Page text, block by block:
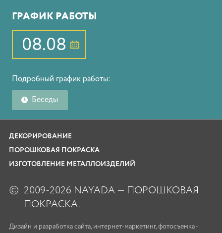
ГРАФИК РАБОТЫ
08.08
Подробный график работы:
Беседы
ДЕКОРИРОВАНИЕ
ПОРОШКОВАЯ ПОКРАСКА
ИЗГОТОВЛЕНИЕ МЕТАЛЛОИЗДЕЛИЙ
© 2009-2026 NAYADA — ПОРОШКОВАЯ
ПОКРАСКА.
Дизайн и разработка сайта, интернет-маркетинг,фотосъемка -